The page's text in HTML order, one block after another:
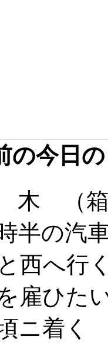
の今日
（箱
半の汽
西へ行
雇ひた
ニ着く